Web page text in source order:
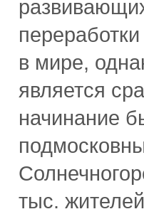
в мире,
является
начинание
тыс.